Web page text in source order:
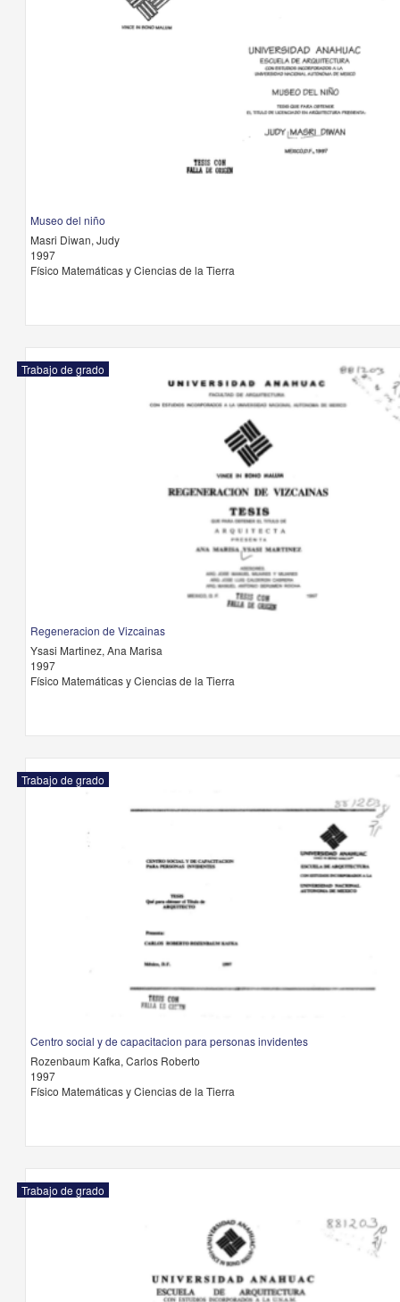
Museo del niño
Masri Diwan, Judy
1997
Físico Matemáticas y Ciencias de la Tierra
Trabajo de grado
Regeneracion de Vizcainas
Ysasi Martinez, Ana Marisa
1997
Físico Matemáticas y Ciencias de la Tierra
Trabajo de grado
Centro social y de capacitacion para personas invidentes
Rozenbaum Kafka, Carlos Roberto
1997
Físico Matemáticas y Ciencias de la Tierra
Trabajo de grado